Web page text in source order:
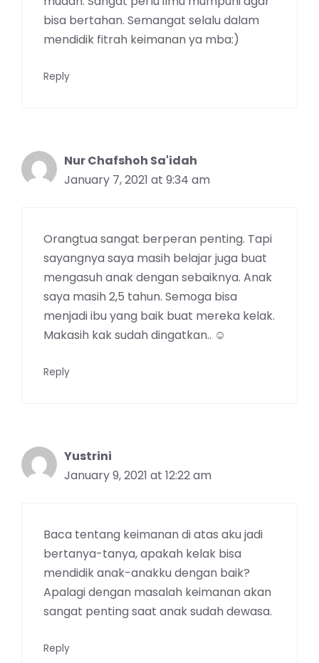
bisa bertahan. Semangat selalu dalam
mendidik fitrah keimanan ya mba:)
Reply
Nur Chafshoh Sa'idah
January 7, 2021 at 9:34 am
Orangtua sangat berperan penting. Tapi
sayangnya saya masih belajar juga buat
mengasuh anak dengan sebaiknya. Anak
saya masih 2,5 tahun. Semoga bisa
menjadi ibu yang baik buat mereka kelak.
Makasih kak sudah dingatkan.. ☺
Reply
Yustrini
January 9, 2021 at 12:22 am
Baca tentang keimanan di atas aku jadi
bertanya-tanya, apakah kelak bisa
mendidik anak-anakku dengan baik?
Apalagi dengan masalah keimanan akan
sangat penting saat anak sudah dewasa.
Reply